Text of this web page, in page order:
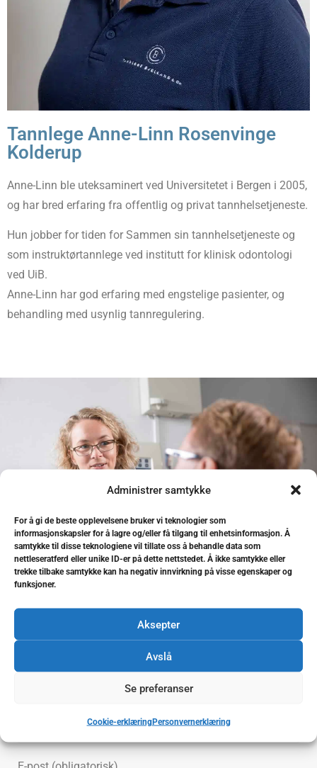
Administrer samtykke
For å gi de beste opplevelsene bruker vi teknologier som
informasjonskapsler for å lagre og/eller få tilgang til enhetsinformasjon. Å
samtykke til disse teknologiene vil tillate oss å behandle data som
nettleseratferd eller unike ID-er på dette nettstedet. Å ikke samtykke eller
trekke tilbake samtykke kan ha negativ innvirkning på visse egenskaper og
funksjoner.
Aksepter
Avslå
Se preferanser
Cookie-erklæringPersonvernerklæring
Tannlege Anne-Linn Rosenvinge
Kolderup
Anne-Linn ble uteksaminert ved Universitetet i Bergen i 2005,
og har bred erfaring fra offentlig og privat tannhelsetjeneste.
Hun jobber for tiden for Sammen sin tannhelsetjeneste og
som instruktørtannlege ved institutt for klinisk odontologi
ved UiB.
Anne-Linn har god erfaring med engstelige pasienter, og
behandling med usynlig tannregulering.
Bestill time
Bestill gjennom vårt kontaktskjema og vi ringer deg for å
finne et tidspunkt som passer deg.
Eller du kan ringe oss på55 31 98 66